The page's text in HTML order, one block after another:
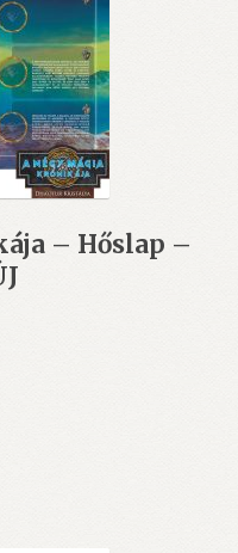
– Hőslap –